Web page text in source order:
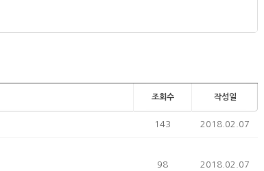
조회수 작성일
143 2018.02.07
98 2018.02.07